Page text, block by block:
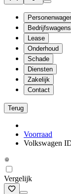
Bedrijfswagens
Lease
Onderhoud
Schade
Diensten
Zakelijk
Contact
Terug
Voorraad
Volkswagen
Vergelijk